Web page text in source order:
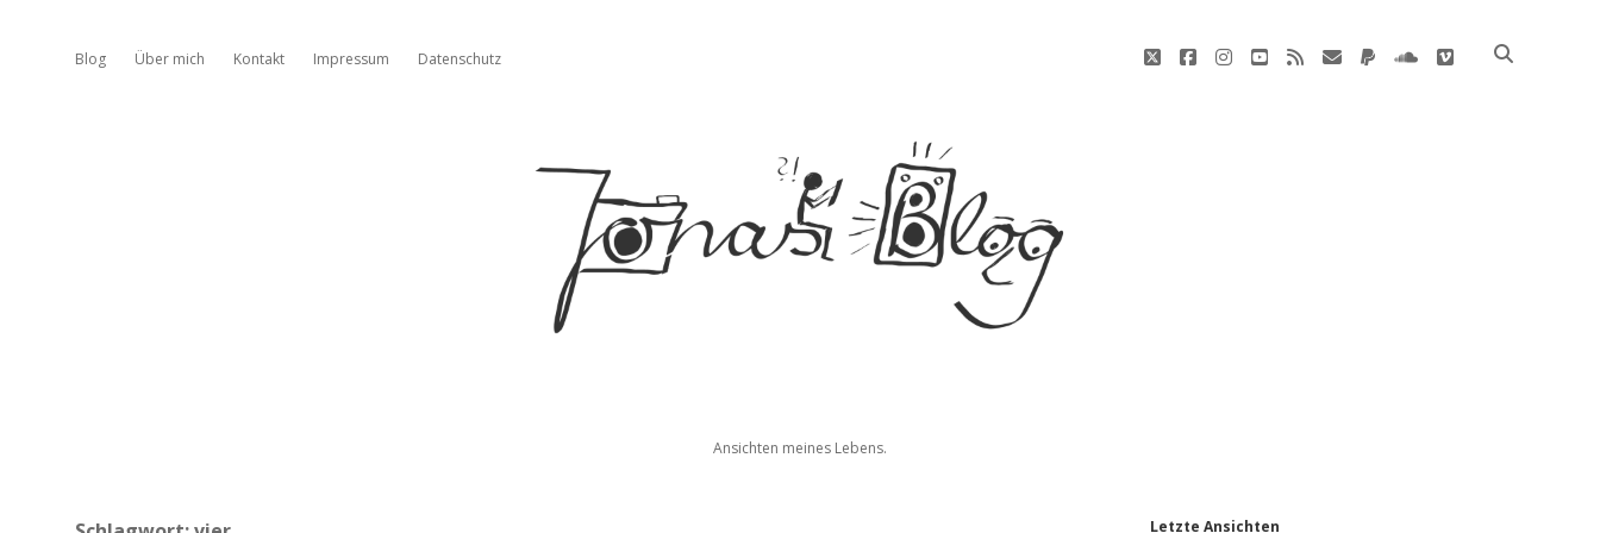
Blog Über mich Kontakt Impressum Datenschutz twitterfacebookinstagram
youtube
rss E-
paypalsoundcloud
vimeo
Jonas'
Ansichten meines Lebens.
Letzte Ansichten